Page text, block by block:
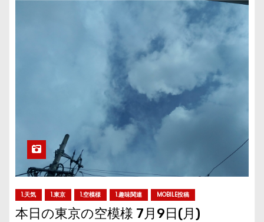
1.天気 1.東京 1.空模様 1.趣味関連 MOBILE投稿
本日の東京の空模様 7月9日(月)